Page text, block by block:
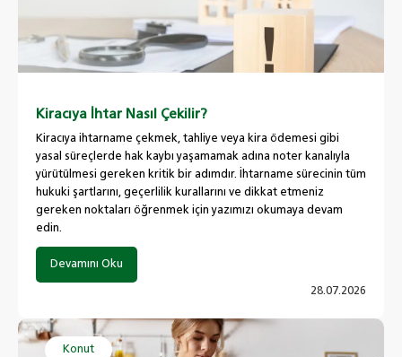
Kiracıya İhtar Nasıl Çekilir?
Kiracıya ihtarname çekmek, tahliye veya kira ödemesi gibi
yasal süreçlerde hak kaybı yaşamamak adına noter kanalıyla
yürütülmesi gereken kritik bir adımdır. İhtarname sürecinin tüm
hukuki şartlarını, geçerlilik kurallarını ve dikkat etmeniz
gereken noktaları öğrenmek için yazımızı okumaya devam
edin.
Devamını Oku
28.07.2026
Konut